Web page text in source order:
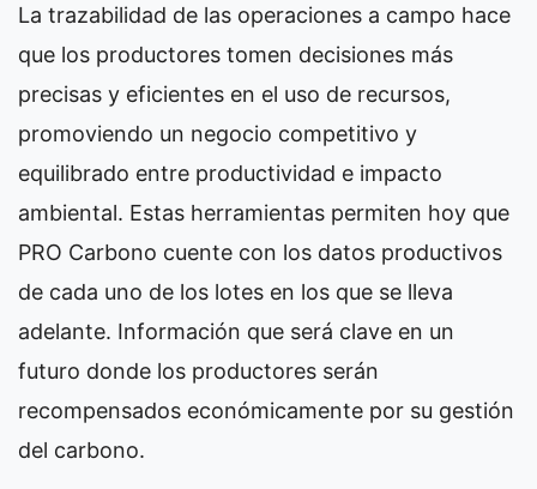
La trazabilidad de las operaciones a campo hace
que los productores tomen decisiones más
precisas y eficientes en el uso de recursos,
promoviendo un negocio competitivo y
equilibrado entre productividad e impacto
ambiental. Estas herramientas permiten hoy que
PRO Carbono cuente con los datos productivos
de cada uno de los lotes en los que se lleva
adelante. Información que será clave en un
futuro donde los productores serán
recompensados económicamente por su gestión
del carbono.